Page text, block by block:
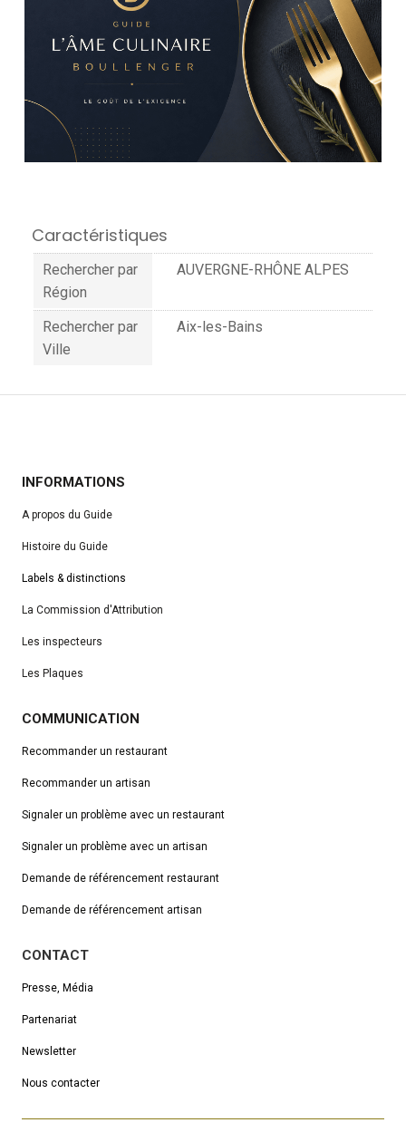
Caractéristiques
Rechercher par
Région
AUVERGNE-RHÔNE ALPES
Rechercher par
Ville
Aix-les-Bains
INFORMATIONS
A propos du Guide
Histoire du Guide
Labels & distinctions
La Commission d'Attribution
Les inspecteurs
Les Plaques
COMMUNICATION
Recommander un restaurant
Recommander un artisan
Signaler un problème avec un restaurant
Signaler un problème avec un artisan
Demande de référencement restaurant
Demande de référencement artisan
CONTACT
Presse, Média
Partenariat
Newsletter
Nous contacter